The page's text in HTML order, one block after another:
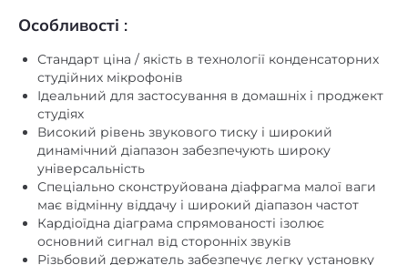
Особливості :
Стандарт ціна / якість в технології конденсаторних
студійних мікрофонів
Ідеальний для застосування в домашніх і проджект
студіях
Високий рівень звукового тиску і широкий
динамічний діапазон забезпечують широку
універсальність
Спеціально сконструйована діафрагма малої ваги
має відмінну віддачу і широкий діапазон частот
Кардіоїдна діаграма спрямованості ізолює
основний сигнал від сторонніх звуків
Різьбовий держатель забезпечує легку установку